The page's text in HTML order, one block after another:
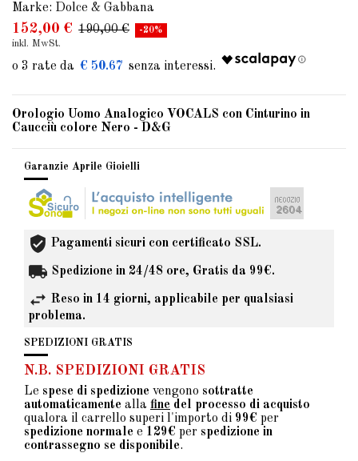
Marke: Dolce & Gabbana
152,00 € 190,00 € -20%
inkl. MwSt.
€ 50.67
Orologio Uomo Analogico VOCALS con Cinturino in
Caucciù colore Nero - D&G
Garanzie Aprile Gioielli
Pagamenti sicuri con certificato SSL.
Spedizione in 24/48 ore, Gratis da 99€.
Reso in 14 giorni, applicabile per qualsiasi
problema.
SPEDIZIONI GRATIS
N.B. SPEDIZIONI GRATIS
Le spese di spedizione vengono sottratte
automaticamente alla fine del processo di acquisto
qualora il carrello superi l'importo di 99€ per
spedizione normale e 129€ per spedizione in
contrassegno se disponibile.